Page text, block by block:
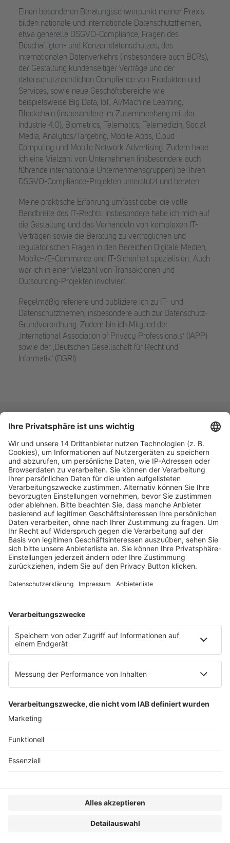
Einen besonderen Beratungsschwerpunkt meiner Praxis
bilden nationale und internationale Datenschutzthemen,
etwa generelle DSGVO-Compliance, Fragen des
Beschäftigten- und Konzerndatenschutzes, des
internationalen Datenverkehrs (insbesondere auch BCRs),
der Gestaltung kundenseitiger Verträge und der
datenschutzrechtlichen Compliance von Produkten und
Services, sowie neue Geschäftsbereiche wie
beispielsweise Big Data, IoT, AI/Machine Learning,
Blockchain (insbesondere im Zusammenhang mit der
Industrie 4.0), Biometrics, Telematics, Telemedizin, Social
Media, Analytics/Targeting, Mobile Apps, Cloud
Computing und Mobile Network Advertising. Zudem habe
ich eine Vielzahl von Unternehmen (insbesondere auch
führende internationale Unternehmensgruppen) bei Ihren
DSGVO-Compliance-Projekten unterstützt und beraten.
Meine praktische Erfahrung umfasst dabei die volle
Bandbreite des IT-Rechts. Insbesondere habe ich mich auf
die Gestaltung und das Verhandeln von komplexen IT-
Verträgen sowie die Beratung zu vertraglichen und
regulatorischen Fragen in den Bereichen Digitale Medien,
Mobile-/E-Commerce und IT-Sicherheit spezialisiert. Auch
war ich in einer Vielzahl von Transaktionen und
Outsourcing-Projekten involviert.
Regelmäßig referiere und publiziere ich zu IT- und
Datenschutzthemen, insbesondere auch zur Datenschutz-
Grundverordnung. Zudem bin ich Mitglied der
‚International Association of Privacy Professionals‘ (IAPP)
sowie der ‚Deutschen Gesellschaft für Recht und
Informatik‘ (DGRI).
Fachmedien Recht und Wirtschaft
Ein Fachbereich der
dfv Mediengruppe
Mainzer Landstr. 251
60326 Frankfurt am Main
E-Mail:info@ruw.de
Web:https://www.ruw.de
AGB
Datenschutzerklärung
Genderhinweis
Cookie-Einstellungen